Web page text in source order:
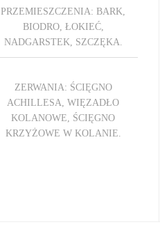
PRZEMIESZCZENIA: BARK,
BIODRO, ŁOKIEĆ,
NADGARSTEK, SZCZĘKA.
ZERWANIA: ŚCIĘGNO
ACHILLESA, WIĘZADŁO
KOLANOWE, ŚCIĘGNO
KRZYŻOWE W KOLANIE.